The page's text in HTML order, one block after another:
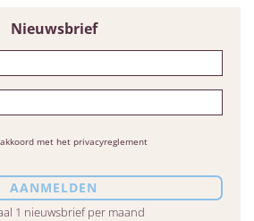
Nieuwsbrief
akkoord met het privacyreglement
1 nieuwsbrief per maand